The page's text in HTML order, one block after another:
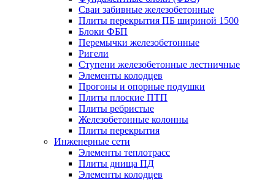
Сваи забивные железобетонные
Плиты перекрытия ПБ шириной 1500
Блоки ФБП
Перемычки железобетонные
Ригели
Ступени железобетонные лестничные
Элементы колодцев
Прогоны и опорные подушки
Плиты плоские ПТП
Плиты ребристые
Железобетонные колонны
Плиты перекрытия
Инженерные сети
Элементы теплотрасс
Плиты днища ПД
Элементы колодцев